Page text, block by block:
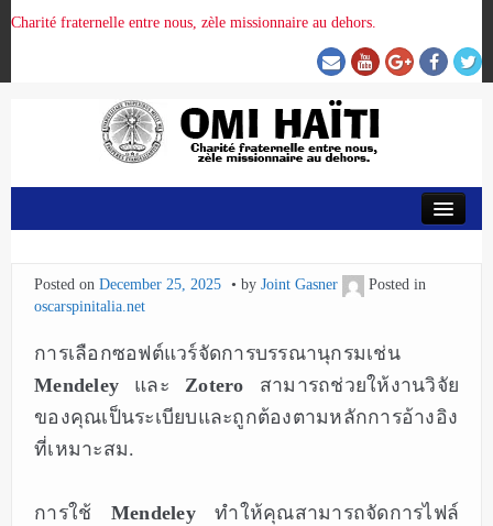
Charité fraternelle entre nous, zèle missionnaire au dehors.
ORGANISATION DE LA PROVINCE
PRÉSENCE OMI
CRUNITEHC
Posted on December 25, 2025 by Joint Gasner
Posted in
oscarspinitalia.net
การเลือกซอฟต์แวร์จัดการบรรณานุกรมเช่น
Mendeley และZotero สามารถช่วยให้งานวิจัย
ของคุณเป็นระเบียบและถูกต้องตามหลักการอ้างอิง
ที่เหมาะสม.
การใช้ Mendeleyทำให้คุณสามารถจัดการไฟล์